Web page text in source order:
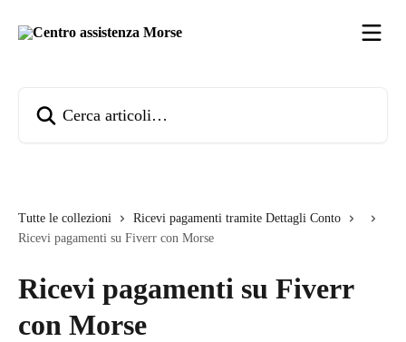
Tutte le collezioni
Ricevi pagamenti tramite Dettagli Conto
Ricevi pagamenti su Fiverr con Morse
Ricevi pagamenti su Fiverr
con Morse